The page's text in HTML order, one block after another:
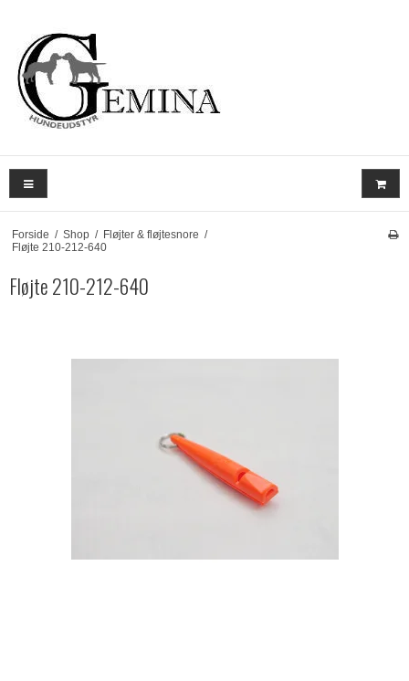
Forside / Shop / Fløjter & fløjtesnore /
Fløjte 210-212-640
Fløjte 210-212-640